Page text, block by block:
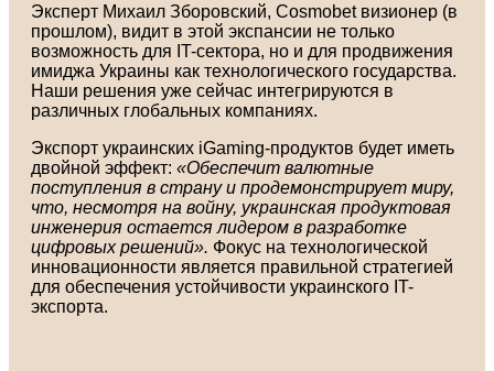
Эксперт Михаил Зборовский, Cosmobet визионер (в
прошлом), видит в этой экспансии не только
возможность для IT-сектора, но и для продвижения
имиджа Украины как технологического государства.
Наши решения уже сейчас интегрируются в
различных глобальных компаниях.
Экспорт украинских iGaming-продуктов будет иметь
двойной эффект: «Обеспечит валютные
поступления в страну и продемонстрирует миру,
что, несмотря на войну, украинская продуктовая
инженерия остается лидером в разработке
цифровых решений». Фокус на технологической
инновационности является правильной стратегией
для обеспечения устойчивости украинского IT-
экспорта.